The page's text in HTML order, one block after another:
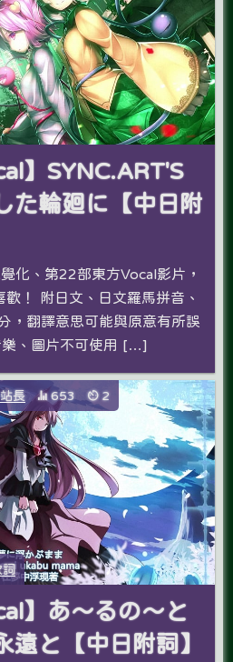
】SYNC.ART'S
た輪廻に【中日附
化、第22部東方Vocal影片，
！ 附日文、日文羅馬拼音、
，翻譯意思可能與原意有所誤
樂、圖片不可使用 […]
長 653 2
詞
】あ～るの～と
遠と【中日附詞】